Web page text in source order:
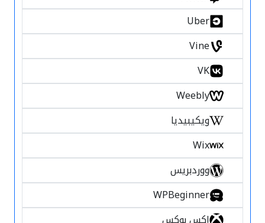
Uber
Vine
VK
Weebly
ويكيبيديا
Wix
ووردبريس
WPBeginner